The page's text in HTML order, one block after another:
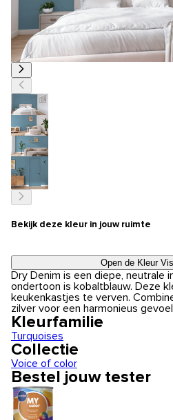
Bekijk deze kleur in jouw ruimte
Open de Kleur
Dry Denim is een diepe, neutrale
ondertoon is kobaltblauw. Deze
keukenkastjes te verven.
zilver voor een harmonieus
Kleurfamilie
Turquoises
Collectie
Voice of color
Bestel jouw tester